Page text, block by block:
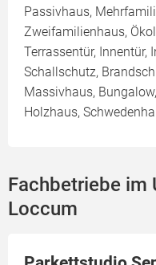
Passivhaus,
Zweifamilienhaus,
Terrassentür, Innentür,
Schallschutz,
Massivhaus,
Holzhaus,
Fachbetriebe im
Loccum